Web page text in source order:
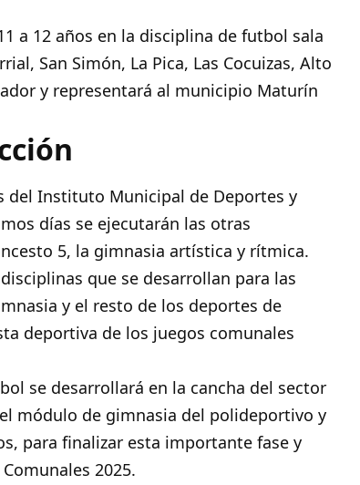
a 12 años en la disciplina de futbol sala
San Simón, La Pica, Las Cocuizas, Alto
y representará al municipio Maturín
del Instituto Municipal de Deportes y
días se ejecutarán las otras
5, la gimnasia artística y rítmica.
que se desarrollan para las
y el resto de los deportes de
deportiva de los juegos comunales
se desarrollará en la cancha del sector
módulo de gimnasia del polideportivo y
para finalizar esta importante fase y
2025.